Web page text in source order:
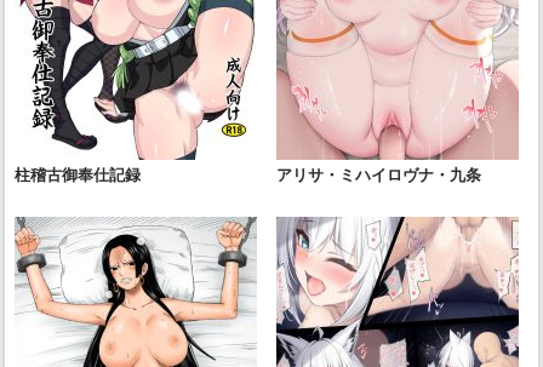
柱稽古御奉仕記録 アリサ・ミハイロヴナ・九条